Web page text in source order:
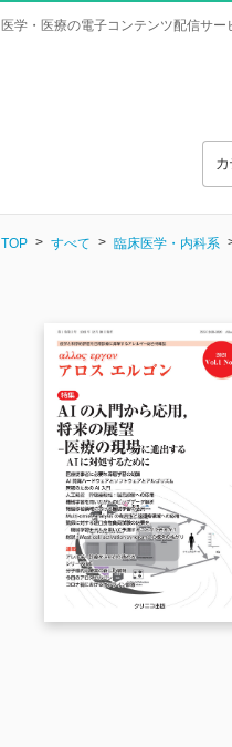
医学・医療の電子コンテンツ配信サー
TOP すべて 臨床医学・内科系